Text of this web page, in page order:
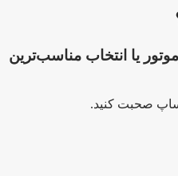
یا انتخاب مناسب‌ترین
صحبت کنید.